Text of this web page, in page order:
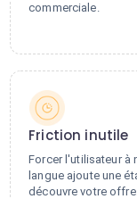
commerciale.
Friction inutile
Forcer l'utilisateur à
langue ajoute une
découvre votre